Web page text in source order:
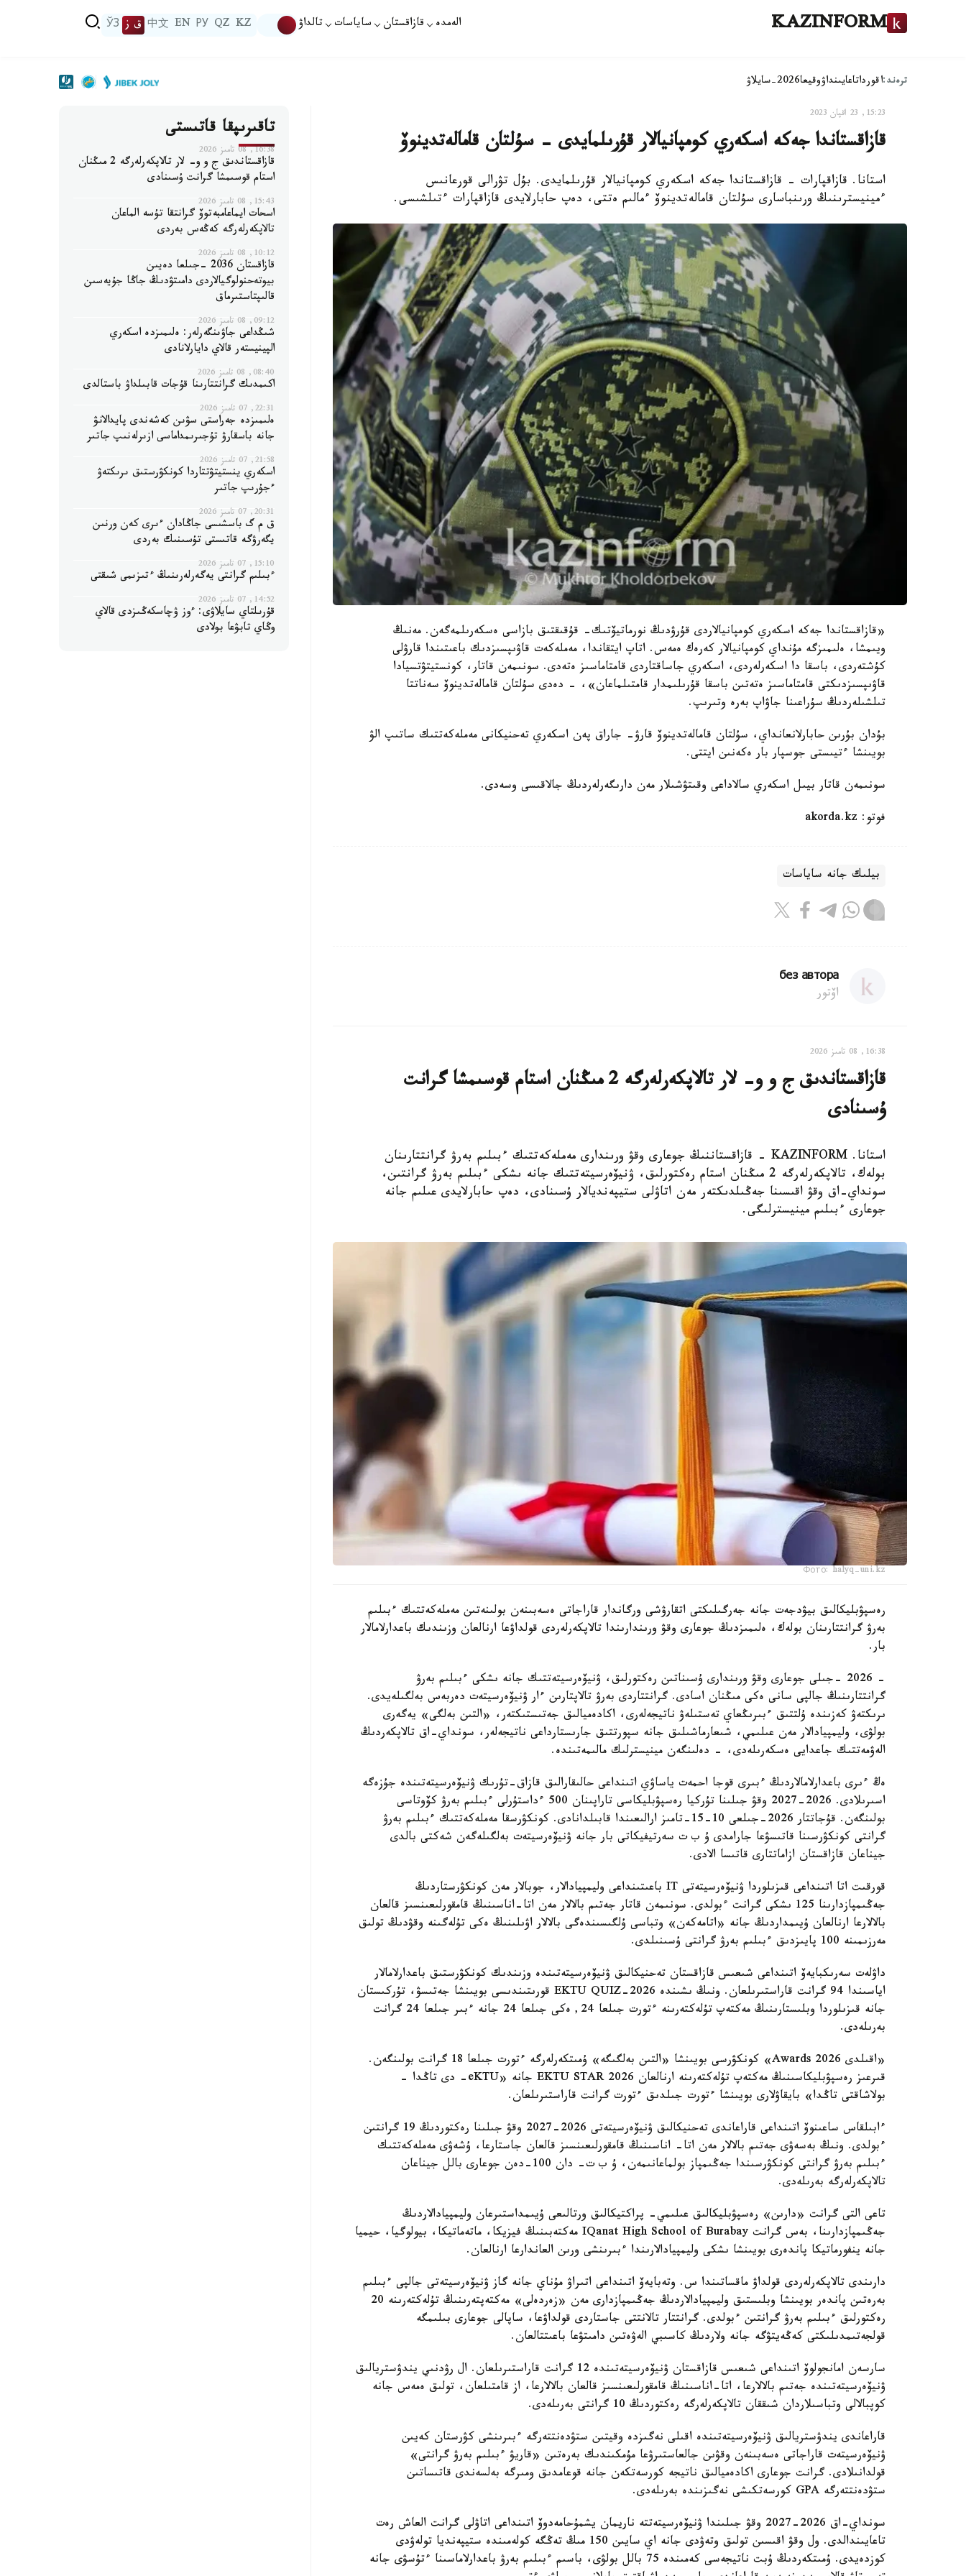
KAZINFORM الەمدە قازاقستان ساياسات تالداۋ KZ
QZ
РУ
EN
中文 ق ز ЎЗ
ترەند:اقورداتاعايىنداۋوقيعا2026-سايلاۋ
15:23, 23 اقپان 2023
قازاقستاندا جەكە اسكەري كومپانيالار قۇرىلمايدى - سۇلتان قامالەتدينوۆ
استانا. قازاقپارات - قازاقستاندا جەكە اسكەري كومپانيالار قۇرىلمايدى. بۇل تۋرالى قورعانىس
ءمينيسترىنىڭ ورىنباسارى سۇلتان قامالەتدينوۆ ءمالىم ەتتى، دەپ حابارلايدى قازاقپارات ءتىلشىسى.
«قازاقستاندا جەكە اسكەري كومپانيالاردى قۇرۋدىڭ نورماتيۆتىك- قۇقىقتىق بازاسى ەسكەرىلمەگەن. مەنىڭ
ويىمشا، ەلىمىزگە مۇنداي كومپانيالار كەرەك ەمەس. اتاپ ايتقاندا، مەملەكەت قاۋىپسىزدىك باعىتىندا قارۋلى
كۇشتەردى، باسقا دا اسكەرلەردى، اسكەري جاساقتاردى قامتاماسىز ەتەدى. سونىمەن قاتار، كونستيتۋتسيادا
قاۋىپسىزدىكتى قامتاماسىز ەتەتىن باسقا قۇرىلىمدار قامتىلماعان»، - دەدى سۇلتان قامالەتدينوۆ سەناتتا
تىلشىلەردىڭ سۇراعىنا جاۋاپ بەرە وتىرىپ.
بۇدان بۇرىن حابارلانعانداي، سۇلتان قامالەتدينوۆ قارۋ- جاراق پەن اسكەري تەحنيكانى مەملەكەتتىك ساتىپ الۋ
بويىنشا ءتيىستى جوسپار بار ەكەنىن ايتتى.
سونىمەن قاتار بيىل اسكەري سالاداعى وقىتۋشىلار مەن دارىگەرلەردىڭ جالاقىسى وسەدى.
فوتو: akorda.kz
بيلىك جانە ساياسات
без автора
اۆتور
16:38, 08 تامىز 2026
قازاقستاندىق ج و و- لار تالاپكەرلەرگە 2 مىڭنان استام قوسىمشا گرانت
ۇسىنادى
استانا. KAZINFORM - قازاقستاننىڭ جوعارى وقۋ ورىندارى مەملەكەتتىك ءبىلىم بەرۋ گرانتتارىنان
بولەك، تالاپكەرلەرگە 2 مىڭنان استام رەكتورلىق، ۋنيۆەرسيتەتتىك جانە ىشكى ءبىلىم بەرۋ گرانتىن،
سونداي-اق وقۋ اقىسىنا جەڭىلدىكتەر مەن اتاۋلى ستيپەنديالار ۇسىنادى، دەپ حابارلايدى عىلىم جانە
جوعارى ءبىلىم مينيسترلىگى.
Фото: halyq-uni.kz
رەسپۋبليكالىق بيۋدجەت جانە جەرگىلىكتى اتقارۋشى ورگاندار قاراجاتى ەسەبىنەن بولىنەتىن مەملەكەتتىك ءبىلىم
بەرۋ گرانتتارىنان بولەك، ەلىمىزدىڭ جوعارى وقۋ ورىندارىندا تالاپكەرلەردى قولداۋعا ارنالعان وزىندىك باعدارلامالار
بار.
- 2026 -جىلى جوعارى وقۋ ورىندارى ۇسىناتىن رەكتورلىق، ۋنيۆەرسيتەتتىك جانە ىشكى ءبىلىم بەرۋ
گرانتتارىنىڭ جالپى سانى ەكى مىڭنان اسادى. گرانتتاردى بەرۋ تالاپتارىن ءار ۋنيۆەرسيتەت دەربەس بەلگىلەيدى.
ىرىكتەۋ كەزىندە ۇلتتىق ءبىرىڭعاي تەستىلەۋ ناتيجەلەرى، اكادەميالىق جەتىستىكتەر، «التىن بەلگى» يەگەرى
بولۋى، وليمپيادالار مەن عىلىمي، شىعارماشىلىق جانە سپورتتىق جارىستارداعى ناتيجەلەر، سونداي-اق تالاپكەردىڭ
الەۋمەتتىك جاعدايى ەسكەرىلەدى، - دەلىنگەن مينيسترلىك مالىمەتىندە.
ەڭ ءىرى باعدارلامالاردىڭ ءبىرى قوجا احمەت ياساۋي اتىنداعى حالىقارالىق قازاق-تۇرىك ۋنيۆەرسيتەتىندە جۇزەگە
اسىرىلادى. 2026-2027 وقۋ جىلىنا تۇركيا رەسپۋبليكاسى تاراپىنان 500 ءداستۇرلى ءبىلىم بەرۋ كۆوتاسى
بولىنگەن. قۇجاتتار 2026-جىلعى 10-15-تامىز ارالىعىندا قابىلدانادى. كونكۋرسقا مەملەكەتتىك ءبىلىم بەرۋ
گرانتى كونكۋرسىنا قاتىسۋعا جارامدى ۇ ب ت سەرتيفيكاتى بار جانە ۋنيۆەرسيتەت بەلگىلەگەن شەكتى بالدى
جيناعان قازاقستان ازاماتتارى قاتىسا الادى.
قورقىت اتا اتىنداعى قىزىلوردا ۋنيۆەرسيتەتى IT باعىتىنداعى وليمپيادالار، جوبالار مەن كونكۋرستاردىڭ
جەڭىمپازدارىنا 125 ىشكى گرانت ءبولدى. سونىمەن قاتار جەتىم بالالار مەن اتا-اناسىنىڭ قامقورلىعىنسىز قالعان
بالالارعا ارنالعان ۇيىمداردىڭ جانە «اتامەكەن» وتباسى ۇلگىسىندەگى بالالار اۋىلىنىڭ ەكى تۇلەگىنە وقۋدىڭ تولىق
مەرزىمىنە 100 پايىزدىق ءبىلىم بەرۋ گرانتى ۇسىنىلدى.
داۋلەت سەرىكبايەۆ اتىنداعى شىعىس قازاقستان تەحنيكالىق ۋنيۆەرسيتەتىندە وزىندىك كونكۋرستىق باعدارلامالار
اياسىندا 94 گرانت قاراستىرىلعان. ونىڭ ىشىندە EKTU QUIZ-2026 قورىتىندىسى بويىنشا جەتىسۋ، تۇركىستان
جانە قىزىلوردا وبلىستارىنىڭ مەكتەپ تۇلەكتەرىنە ءتورت جىلعا 24, ەكى جىلعا 24 جانە ءبىر جىلعا 24 گرانت
بەرىلەدى.
«اقىلدى Awards 2026» كونكۋرسى بويىنشا «التىن بەلگىگە» ۇمىتكەرلەرگە ءتورت جىلعا 18 گرانت بولىنگەن.
قىرعىز رەسپۋبليكاسىنىڭ مەكتەپ تۇلەكتەرىنە ارنالعان EKTU STAR 2026 جانە «eKTU- دى تاڭدا -
بولاشاقتى تاڭدا» بايقاۋلارى بويىنشا ءتورت جىلدىق ءتورت گرانت قاراستىرىلعان.
ءابىلقاس ساعىنوۆ اتىنداعى قاراعاندى تەحنيكالىق ۋنيۆەرسيتەتى 2026-2027 وقۋ جىلىنا رەكتوردىڭ 19 گرانتىن
ءبولدى. ونىڭ بەسەۋى جەتىم بالالار مەن اتا- اناسىنىڭ قامقورلىعىنسىز قالعان جاستارعا، ۇشەۋى مەملەكەتتىك
ءبىلىم بەرۋ گرانتى كونكۋرسىندا جەڭىمپاز بولماعانىمەن، ۇ ب ت- دان 100-دەن جوعارى بالل جيناعان
تالاپكەرلەرگە بەرىلەدى.
تاعى التى گرانت «دارىن» رەسپۋبليكالىق عىلىمي- پراكتيكالىق ورتالىعى ۇيىمداستىرعان وليمپيادالاردىڭ
جەڭىمپازدارىنا، بەس گرانت IQanat High School of Burabay مەكتەبىنىڭ فيزيكا، ماتەماتيكا، بيولوگيا، حيميا
جانە ينفورماتيكا پاندەرى بويىنشا ىشكى وليمپيادالارىندا ءبىرىنشى ورىن العاندارعا ارنالعان.
دارىندى تالاپكەرلەردى قولداۋ ماقساتىندا س. وتەبايەۆ اتىنداعى اتىراۋ مۇناي جانە گاز ۋنيۆەرسيتەتى جالپى ءبىلىم
بەرەتىن پاندەر بويىنشا وبلىستىق وليمپيادالاردىڭ جەڭىمپازدارى مەن «زەردەلى» مەكتەپتەرىنىڭ تۇلەكتەرىنە 20
رەكتورلىق ءبىلىم بەرۋ گرانتىن ءبولدى. گرانتتار تالانتتى جاستاردى قولداۋعا، ساپالى جوعارى بىلىمگە
قولجەتىمدىلىكتى كەڭەيتۋگە جانە ولاردىڭ كاسىبي الەۋەتىن دامىتۋعا باعىتتالعان.
سارسەن امانجولوۆ اتىنداعى شىعىس قازاقستان ۋنيۆەرسيتەتىندە 12 گرانت قاراستىرىلعان. ال رۋدنىي يندۋستريالىق
ۋنيۆەرسيتەتىندە جەتىم بالالارعا، اتا-اناسىنىڭ قامقورلىعىنسىز قالعان بالالارعا، از قامتىلعان، تولىق ەمەس جانە
كوپبالالى وتباسىلاردان شىققان تالاپكەرلەرگە رەكتوردىڭ 10 گرانتى بەرىلەدى.
قاراعاندى يندۋستريالىق ۋنيۆەرسيتەتىندە اقىلى نەگىزدە وقيتىن ستۋدەنتتەرگە ءبىرىنشى كۋرستان كەيىن
ۋنيۆەرسيتەت قاراجاتى ەسەبىنەن وقۋىن جالعاستىرۋعا مۇمكىندىك بەرەتىن «قاريۋ ءبىلىم بەرۋ گرانتى»
قولدانىلادى. گرانت جوعارى اكادەميالىق ناتيجە كورسەتكەن جانە قوعامدىق ومىرگە بەلسەندى قاتىساتىن
ستۋدەنتتەرگە GPA كورسەتكىشى نەگىزىندە بەرىلەدى.
سونداي-اق 2026-2027 وقۋ جىلىندا ۋنيۆەرسيتەتتە ناريمان يشمۇحامەدوۆ اتىنداعى اتاۋلى گرانت العاش رەت
تاعايىندالدى. ول وقۋ اقىسىن تولىق وتەۋدى جانە اي سايىن 150 مىڭ تەڭگە كولەمىندە ستيپەنديا تولەۋدى
كوزدەيدى. ۇمىتكەردىڭ ۇبت ناتيجەسى كەمىندە 75 بالل بولۋى، باسىم ءبىلىم بەرۋ باعدارلاماسىنا ءتۇسۋى جانە
تاقىرىپقا قاتىستى
16:38, 08 تامىز 2026
قازاقستاندىق ج و و- لار تالاپكەرلەرگە 2 مىڭنان
استام قوسىمشا گرانت ۇسىنادى
15:43, 08 تامىز 2026
اسحات ايماعامبەتوۆ گرانتقا تۇسە الماعان
تالاپكەرلەرگە كەڭەس بەردى
10:12, 08 تامىز 2026
قازاقستان 2036 -جىلعا دەيىن
بيوتەحنولوگيالاردى دامىتۋدىڭ جاڭا جۇيەسىن
قالىپتاستىرماق
09:12, 08 تامىز 2026
شىڭداعى جاۋىنگەرلەر: ەلىمىزدە اسكەري
الپينيستەر قالاي دايارلانادى
08:40, 08 تامىز 2026
اكىمدىك گرانتتارىنا قۇجات قابىلداۋ باستالدى
22:31, 07 تامىز 2026
ەلىمىزدە جەراستى سۋىن كەشەندى پايدالانۋ
جانە باسقارۋ تۇجىرىمداماسى ازىرلەنىپ جاتىر
21:58, 07 تامىز 2026
اسكەري ينستيتۋتتاردا كونكۋرستىق ىرىكتەۋ
ءجۇرىپ جاتىر
20:31, 07 تامىز 2026
ق م گ باسشىسى جاڭادان ءىرى كەن ورنىن
يگەرۋگە قاتىستى تۇسىنىك بەردى
15:10, 07 تامىز 2026
ءبىلىم گرانتى يەگەرلەرىنىڭ ءتىزىمى شىقتى
14:52, 07 تامىز 2026
قۇرىلتاي سايلاۋى: ءوز ۋچاسكەڭىزدى قالاي
وڭاي تابۋعا بولادى